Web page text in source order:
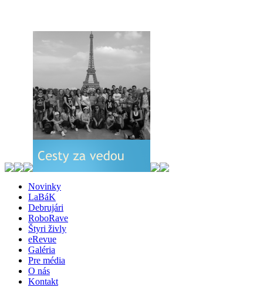
Novinky
LaBáK
Debrujári
RoboRave
Štyri živly
eRevue
Galéria
Pre média
O nás
Kontakt